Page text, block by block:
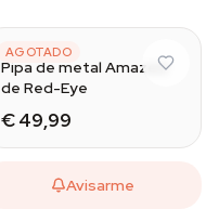
AGOTADO
RED-EYE
Pipa de metal Amazed
de Red-Eye
€ 49,99
Avisarme